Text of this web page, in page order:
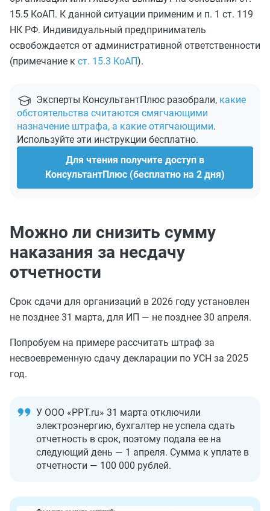
15.5 КоАП. К данной ситуации применим и п. 1 ст. 119
НК РФ. Индивидуальный предприниматель
освобождается от административной ответственности
(примечание к ст. 15.3 КоАП).
Эксперты КонсультантПлюс разобрали, какие
обстоятельства считаются смягчающими
назначение штрафа, а какие отягчающими.
Используйте эти инструкции бесплатно.
Для чтения получите доступ в
КонсультантПлюс (бесплатно на 2 дня)
Можно ли снизить сумму
наказания за несдачу
отчетности
Срок сдачи для организаций в 2026 году установлен
не позднее 31 марта, для ИП — не позднее 30 апреля.
Попробуем на примере рассчитать штраф за
несвоевременную сдачу декларации по УСН за 2025
год.
У OOO «PPT.ru» 31 марта отключили
электроэнергию, бухгалтер не успела сдать
отчетность в срок, поэтому подала ее на
следующий день — 1 апреля. Сумма к уплате в
отчетности — 100 000 рублей.